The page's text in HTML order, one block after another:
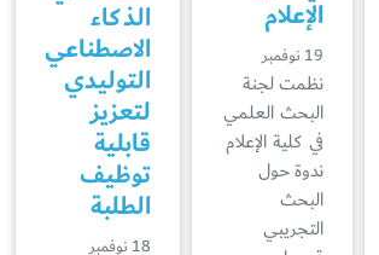
الإعلام
19 نوفمبر
نظمت لجنة
البحث العلمي
في كلية الإعلام
ندوة حول
البحث
التجريبي
الذكاء
الاصطناعي
التوليدي
لتعزيز
قابلية
توظيف
الطلبة
18 نوفمبر